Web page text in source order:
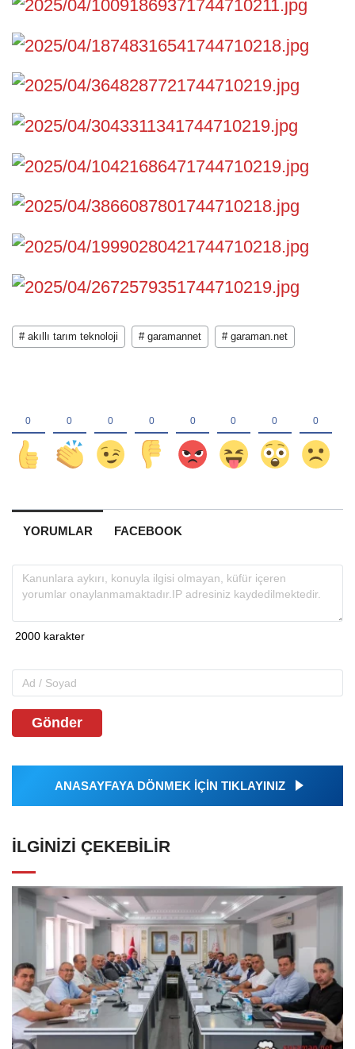
# akıllı tarım teknoloji # garamannet # garaman.net
YORUMLAR FACEBOOK
Gönder
ANASAYFAYA DÖNMEK İÇİN TIKLAYINIZ
İLGINIZI ÇEKEBILIR